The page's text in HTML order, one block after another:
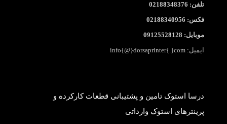
تلفن: 02188348376
فکس: 02188340956
موبایل: 09125528128
ایمیل: info{@}dorsaprinter{.}com
درسا استوک تامین و پشتیبانی قطعات کارکرده و
پرینترهای استوک وارداتی